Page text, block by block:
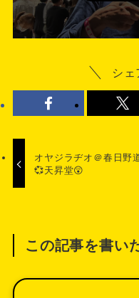
シェ
オヤジラヂオ＠春日野
💞天昇堂😲
この記事を書い